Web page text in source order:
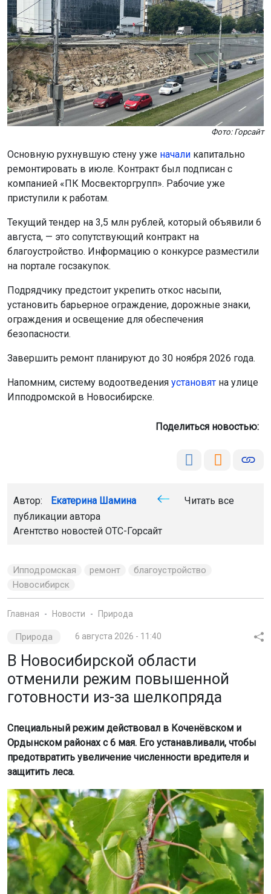
Фото: Горсайт
Основную рухнувшую стену уже начали капитально
ремонтировать в июле. Контракт был подписан с
компанией «ПК Мосвекторгрупп». Рабочие уже
приступили к работам.
Текущий тендер на 3,5 млн рублей, который объявили 6
августа, — это сопутствующий контракт на
благоустройство. Информацию о конкурсе разместили
на портале госзакупок.
Подрядчику предстоит укрепить откос насыпи,
установить барьерное ограждение, дорожные знаки,
ограждения и освещение для обеспечения
безопасности.
Завершить ремонт планируют до 30 ноября 2026 года.
Напомним, систему водоотведения установят на улице
Ипподромской в Новосибирске.
Поделиться новостью:
Автор: Екатерина Шамина
Читать все
публикации автора
Агентство новостей ОТС-Горсайт
Ипподромская ремонт
благоустройство
Новосибирск
Главная Новости Природа
Природа 6 августа 2026 - 11:40
В Новосибирской области
отменили режим повышенной
готовности из-за шелкопряда
Специальный режим действовал в Коченёвском и
Ордынском районах с 6 мая. Его устанавливали, чтобы
предотвратить увеличение численности вредителя и
защитить леса.